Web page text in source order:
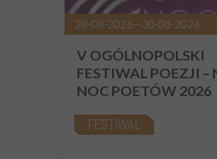
28-08-2026—30-08-2026
V OGÓLNOPOLSKI
FESTIWAL POEZJI –
NOC POETÓW 2026
FESTIWAL